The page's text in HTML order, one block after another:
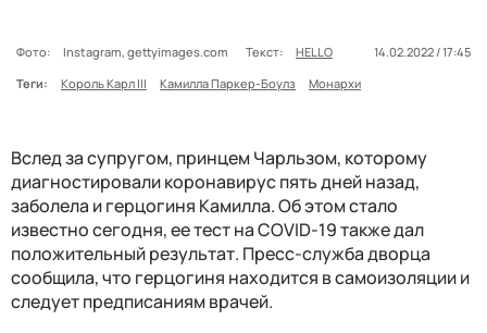
Фото: Instagram, gettyimages.com Текст: HELLO
14.02.2022 / 17:45
Теги:
Король Карл III Камилла Паркер-Боулз Монархи
Вслед за супругом, принцем Чарльзом, которому
диагностировали коронавирус пять дней назад,
заболела и герцогиня Камилла. Об этом стало
известно сегодня, ее тест на COVID-19 также дал
положительный результат. Пресс-служба дворца
сообщила, что герцогиня находится в самоизоляции и
следует предписаниям врачей.